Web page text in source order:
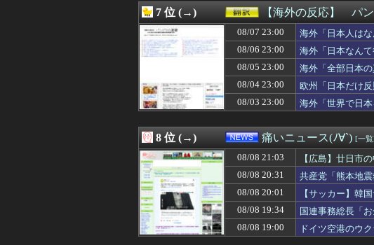
08/08 20:42
【西武対ソフトバンク19回戦
08/08 20:42
【動画】あたシコ女襲来
08/08 20:41
【三河S】シンビリーブ川田w w
08/08 20:40
【PICK】三峡ダム、豪雨で13
08/08 20:40
小津玲奈 ｢すごく久しぶりのプ
【画像】若手女子アナさん、
08/08 20:40
【朗報】誤って脳幹を摘出さ
08/08 20:39
熊本県知事の要請をガン無視
08/08 20:39
【秘密】精神的に病んでしま
08/08 20:39
「Aさんが万引きで捕まった」
08/08 20:38
【朗報】瀬戸環奈さんがお盆休
08/08 20:38
【悲報】日本人、相変わらず
08/08 20:37
海外メディア「洋ゲー市場は
08/08 20:35
【画像】新聞さん、壮大な縦
08/08 20:35
なぜプーチンはウクライナ侵
08/08 20:35
【画像】ハンターハンターさ
08/08 20:34
【動画】波多野結衣さんビー
08/08 20:33
【遊戯王】福引が５等６等し
7 位 (→) 【海外の反応】 パ
08/07 23:00
海外「日本人は
08/06 23:00
海外「日本なん
08/05 23:00
海外「全部日本
08/04 23:00
欧州「日本だけ
08/03 23:00
海外「世界で日
8 位 (→) 痛いニュース(ﾉ∀`) [一覧]
08/08 21:03
【広島】廿日市
性
08/08 20:31
共産党「熊本地
08/08 20:01
【サッカー】韓
08/08 19:34
国連事務総長「
08/08 19:00
ドイツ空港のウ